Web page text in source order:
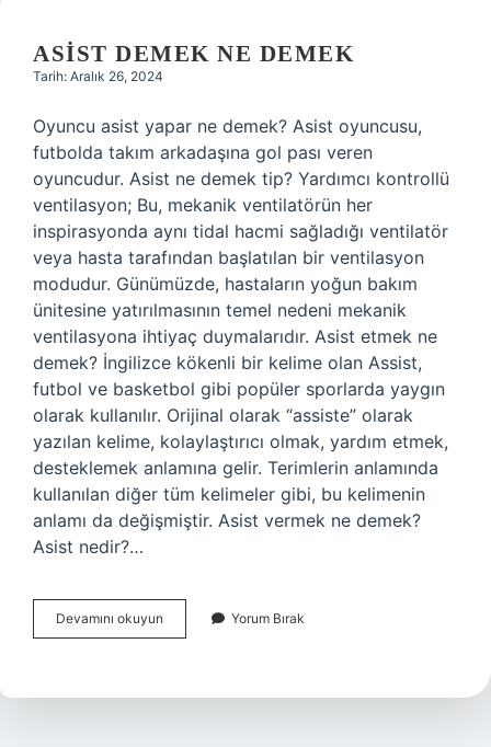
ASIST DEMEK NE DEMEK
Tarih: Aralık 26, 2024
Oyuncu asist yapar ne demek? Asist oyuncusu,
futbolda takım arkadaşına gol pası veren
oyuncudur. Asist ne demek tip? Yardımcı kontrollü
ventilasyon; Bu, mekanik ventilatörün her
inspirasyonda aynı tidal hacmi sağladığı ventilatör
veya hasta tarafından başlatılan bir ventilasyon
modudur. Günümüzde, hastaların yoğun bakım
ünitesine yatırılmasının temel nedeni mekanik
ventilasyona ihtiyaç duymalarıdır. Asist etmek ne
demek? İngilizce kökenli bir kelime olan Assist,
futbol ve basketbol gibi popüler sporlarda yaygın
olarak kullanılır. Orijinal olarak “assiste” olarak
yazılan kelime, kolaylaştırıcı olmak, yardım etmek,
desteklemek anlamına gelir. Terimlerin anlamında
kullanılan diğer tüm kelimeler gibi, bu kelimenin
anlamı da değişmiştir. Asist vermek ne demek?
Asist nedir?…
Devamını okuyun
Demek
Yorum Bırak